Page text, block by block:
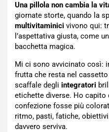
Una pillola non cambia la
giornate storte, quando la
multivitaminici vivono qui:
l’aspettativa giusta, come
bacchetta magica.
Mi ci sono avvicinato così:
frutta che resta nel
scaffale degli integratori
etichette diverse. Ho capito
confezione fosse più
ritmo, pasti, fatiche,
davvero serviva.